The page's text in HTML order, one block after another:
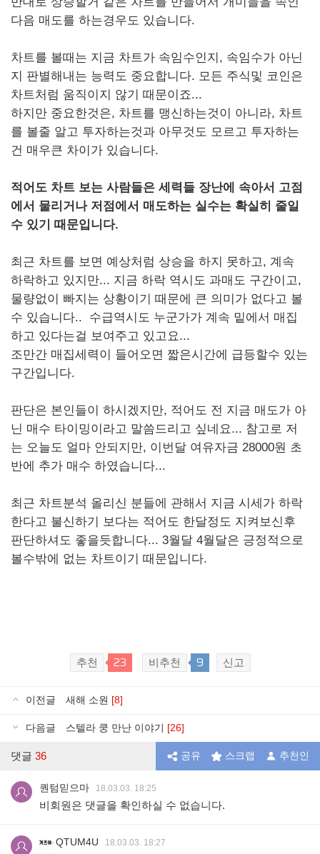
다음 매도를 하는경우도 있습니다.
차트를 볼때는 지금 차트가 속임수인지, 속임수가 아닌
지 판별해내는 능력도 중요합니다. 모든 주식및 코인은
차트처럼 움직이지 않기 때문이죠...
하지만 중요한것은, 차트를 맹신하는것이 아니라, 차트
를 볼줄 알고 투자하는것과 아무것도 모르고 투자하는
건 매우큰 차이가 있습니다.
적어도 차트 보는 사람들은 세력들 장난에 속아서 고점
에서 물리거나 저점에서 매도하는 실수는 확실히 줄일
수 있기 때문입니다.
최근 차트를 보면 예상처럼 상승을 하지 못하고, 계속
하락하고 있지만... 지금 하락 역시도 과매도 구간이고,
물량없이 빠지는 상황이기 때문에 큰 의미가 없다고 볼
수 있습니다.. 수급역시도 누군가가 계속 밑에서 매집
하고 있다는걸 보여주고 있고요...
조만간 매집세력이 들어오면 짧은시간에 급등할수 있는
구간입니다.
판단은 본인들이 하시겠지만, 적어도 전 지금 매도가 아
닌 매수 타이밍이라고 말씀드리고 싶네요... 참고로 저
는 오늘도 얼마 안되지만, 이번달 여유자금 28000원 초
반에 추가 매수 하였습니다...
최근 차트분석 올리신 분들에 관해서 지금 시세가 하락
한다고 불신하기 보다는 적어도 한달정도 지켜보신후
판단하셔도 좋을듯합니다... 3월달 4월달은 긍정적으로
볼수밖에 없는 차트이기 때문입니다.
추천 23 비추천 9 신고
이전글 새해 소원 [8]
다음글 스텔라 쿵 만난 이야기 [26]
댓글 36 공유 스크랩 추천인
퀀텀믿으마 18.03.03. 18:25
비회원은 댓글을 확인하실 수 없습니다.
QTUM4U 18.03.03. 18:27